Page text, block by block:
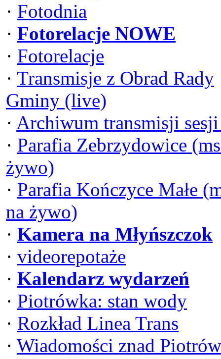
· Fotodnia
· Fotorelacje NOWE
· Fotorelacje
· Transmisje z Obrad Rady
Gminy (live)
· Archiwum transmisji
· Parafia Zebrzydowice
żywo)
· Parafia Kończyce Małe
na żywo)
· Kamera na Młyńszczok
· videorepotaże
· Kalendarz wydarzeń
· Piotrówka: stan wody
· Rozkład Linea Trans
· Wiadomości znad